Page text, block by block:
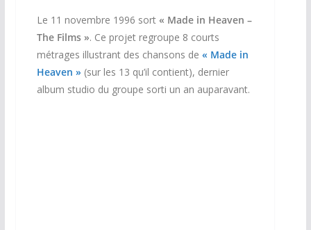
Le 11 novembre 1996 sort « Made in Heaven –
The Films ». Ce projet regroupe 8 courts
métrages illustrant des chansons de « Made in
Heaven » (sur les 13 qu’il contient), dernier
album studio du groupe sorti un an auparavant.